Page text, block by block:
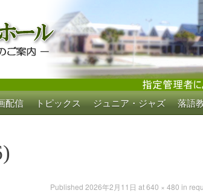
ール
配信 トピックス ジュニア・ジャズ 落語
Published 2026年2月11日 at640 × 480 in